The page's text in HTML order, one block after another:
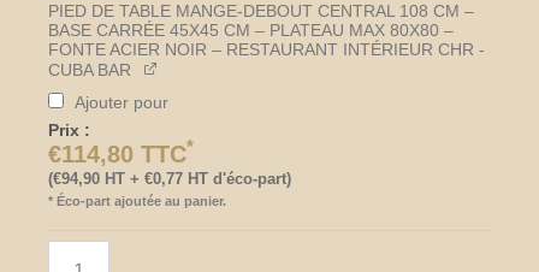
PIED DE TABLE MANGE-DEBOUT CENTRAL 108 CM –
BASE CARRÉE 45X45 CM – PLATEAU MAX 80X80 –
FONTE ACIER NOIR – RESTAURANT INTÉRIEUR CHR -
CUBA BAR
Ajouter pour
Prix :
€114,80 TTC*
(€94,90 HT + €0,77 HT d'éco-part)
* Éco-part ajoutée au panier.